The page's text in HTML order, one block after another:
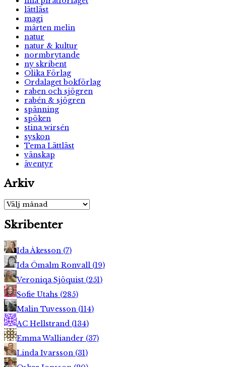
lättläst
magi
mårten melin
natur
natur & kultur
normbrytande
ny skribent
Olika Förlag
Ordalaget bokförlag
raben och sjögren
rabén & sjögren
spänning
spöken
stina wirsén
syskon
Tema Lättläst
vänskap
äventyr
Arkiv
Arkiv
Skribenter
Ida Åkesson (7)
Ida Ömalm Ronvall (19)
Veroniqa Sjöquist (251)
Sofie Utahs (285)
Malin Tuvesson (114)
AC Hellstrand (134)
Emma Walliander (37)
Linda Ivarsson (31)